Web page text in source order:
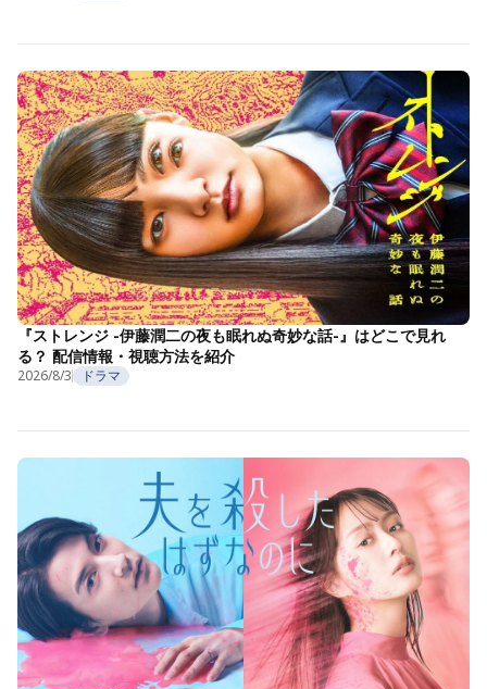
『ストレンジ -伊藤潤二の夜も眠れぬ奇妙な話-』はどこで見れ
る？ 配信情報・視聴方法を紹介
2026/8/3 ドラマ